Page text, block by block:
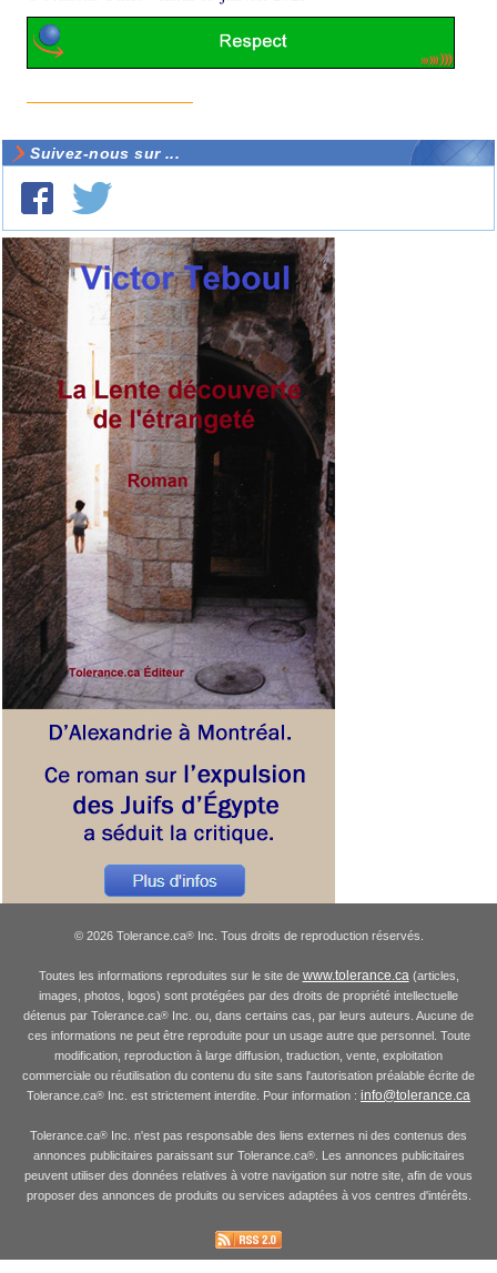
Suivez-nous sur ...
© 2026 Tolerance.ca®Inc. Tous droits de reproduction réservés.
Toutes les informations reproduites sur le site de www.tolerance.ca(articles,
images, photos, logos) sont protégées par des droits de propriété intellectuelle
détenus par Tolerance.ca® Inc. ou, dans certains cas, par leurs auteurs. Aucune de
ces informations ne peut être reproduite pour un usage autre que personnel. Toute
modification, reproduction à large diffusion, traduction, vente, exploitation
commerciale ou réutilisation du contenu du site sans l'autorisation préalable écrite de
Tolerance.ca® Inc. est strictement interdite. Pour information : info@tolerance.ca
Tolerance.ca® Inc. n'est pas responsable des liens externes ni des contenus des
annonces publicitaires paraissant sur Tolerance.ca®. Les annonces publicitaires
peuvent utiliser des données relatives à votre navigation sur notre site, afin de vous
proposer des annonces de produits ou services adaptées à vos centres d'intérêts.